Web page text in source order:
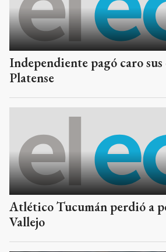
Independiente pagó caro
Platense
Atlético Tucumán perdió a
Vallejo